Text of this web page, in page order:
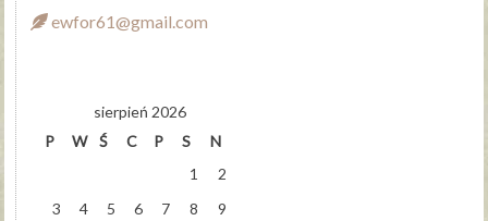
ewfor61@gmail.com
sierpień 2026
P
W Ś C P S
N
1
2
3
4 5 6 7 8
9